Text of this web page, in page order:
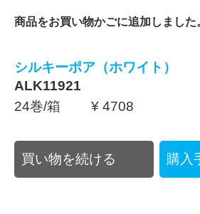
商品をお買い物かごに追加しました
シルキーポア（ホワイト）
ALK11921
24巻/箱 ¥ 4708
買い物を続ける 購入